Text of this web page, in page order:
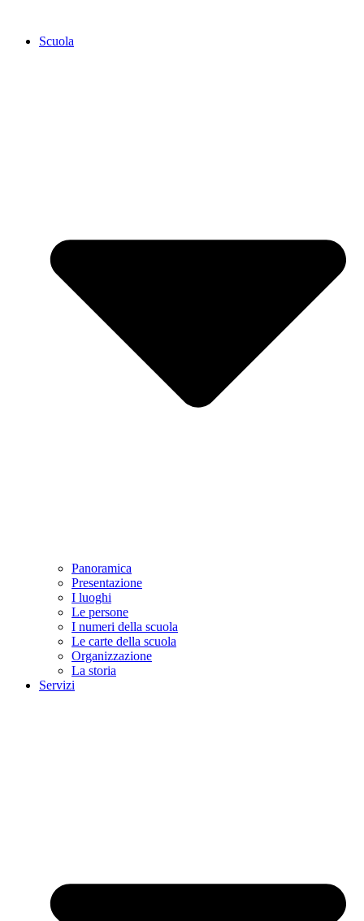
Scuola
Panoramica
Presentazione
I luoghi
Le persone
I numeri della scuola
Le carte della scuola
Organizzazione
La storia
Servizi